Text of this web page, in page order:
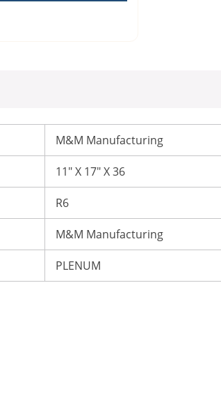
M&M Manufacturing
11" X 17" X 36
R6
M&M Manufacturing
PLENUM